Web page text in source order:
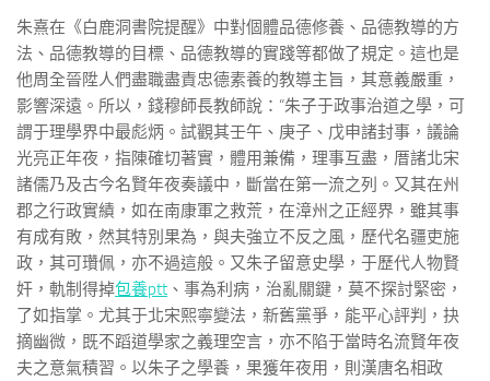
朱熹在《白鹿洞書院提醒》中對個體品德修養、品德教導的方
法、品德教導的目標、品德教導的實踐等都做了規定。這也是
他周全晉陞人們盡職盡責忠德素養的教導主旨，其意義嚴重，
影響深遠。所以，錢穆師長教師說：“朱子于政事治道之學，可
謂于理學界中最彪炳。試觀其壬午、庚子、戊申諸封事，議論
光亮正年夜，指陳確切著實，體用兼備，理事互盡，厝諸北宋
諸儒乃及古今名賢年夜奏議中，斷當在第一流之列。又其在州
郡之行政實績，如在南康軍之救荒，在漳州之正經界，雖其事
有成有敗，然其特別果為，與夫強立不反之風，歷代名疆吏施
政，其可瓚佩，亦不過這般。又朱子留意史學，于歷代人物賢
奸，軌制得掉包養ptt 、事為利病，治亂關鍵，莫不探討緊密，
了如指掌。尤其于北宋熙寧變法，新舊黨爭，能平心評判，抉
摘幽微，既不蹈道學家之義理空言，亦不陷于當時名流賢年夜
夫之意氣積習。以朱子之學養，果獲年夜用，則漢唐名相政